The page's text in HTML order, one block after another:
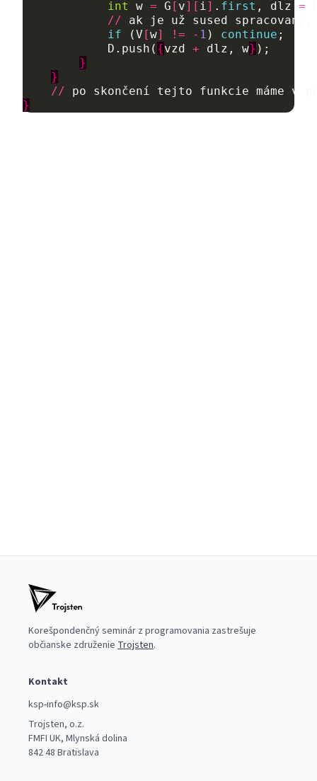
int
w = G [ v][ i] . first , dlz =
//
ak je už sused spracovaný
if
(V [w] != - 1 ) continue ;
D . push ( {vzd + dlz , w} );
}
}
//
po skončení tejto funkcie máme v
}
Korešpondenčný seminár z programovania zastrešuje
občianske združenie Trojsten.
Kontakt
ksp-info@ksp.sk
Trojsten, o.z.
FMFI UK, Mlynská dolina
842 48 Bratislava